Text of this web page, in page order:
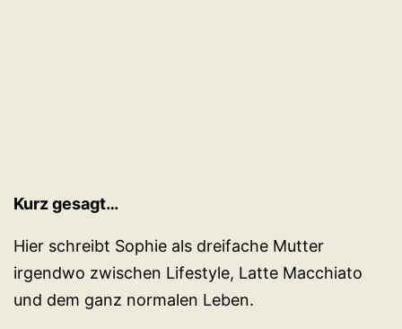
Kurz gesagt…
Hier schreibt Sophie als dreifache Mutter
irgendwo zwischen Lifestyle, Latte Macchiato
und dem ganz normalen Leben.